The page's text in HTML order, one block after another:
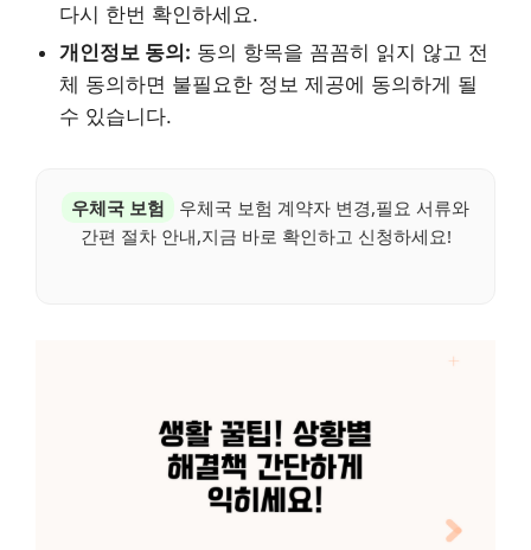
다시 한번 확인하세요.
개인정보 동의: 동의 항목을 꼼꼼히 읽지 않고 전
체 동의하면 불필요한 정보 제공에 동의하게 될
수 있습니다.
우체국 보험
우체국 보험 계약자 변경,필요 서류와
간편 절차 안내,지금 바로 확인하고 신청하세요!